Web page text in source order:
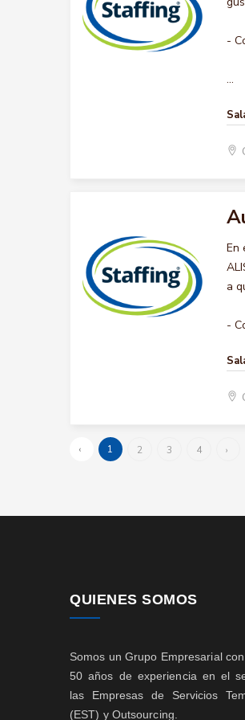
-
...
En
a
-
‹ 1 2 3 4 ›
QUIENES SOMOS
Somos un Grupo Empresarial
50 años de experiencia en el
las Empresas de Servicios
(EST) y Outsourcing.